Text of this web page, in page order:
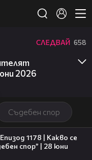
Съдебен спор
СЛЕДВАЙ 658
2026
1178 | Какво се
спор” | 28 юни